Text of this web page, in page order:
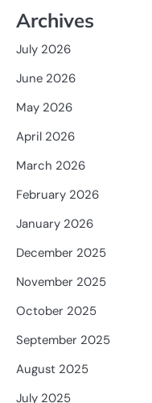
Archives
July 2026
June 2026
May 2026
April 2026
March 2026
February 2026
January 2026
December 2025
November 2025
October 2025
September 2025
August 2025
July 2025